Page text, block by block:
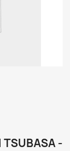
TSUBASA -